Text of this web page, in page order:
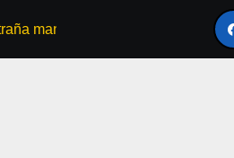
de convertirse en familia